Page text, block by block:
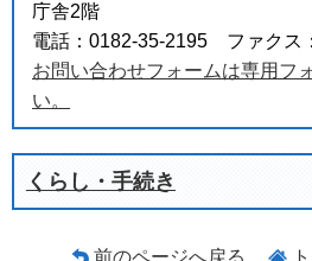
庁舎2階
電話：0182-35-2195 ファクス
お問い合わせフォームは専用フ
い。
くらし・手続き
前のページへ戻る